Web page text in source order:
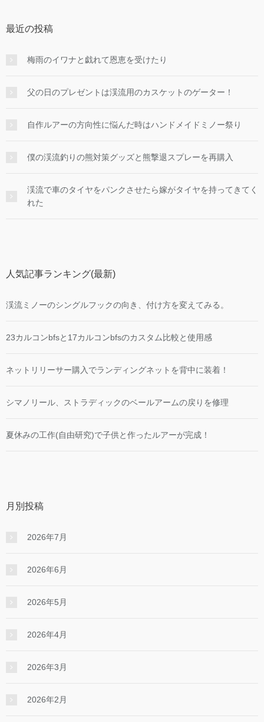
最近の投稿
梅雨のイワナと戯れて恩恵を受けたり
父の日のプレゼントは渓流用のカスケットのゲーター！
自作ルアーの方向性に悩んだ時はハンドメイドミノー祭り
僕の渓流釣りの熊対策グッズと熊撃退スプレーを再購入
渓流で車のタイヤをパンクさせたら嫁がタイヤを持ってきてく
れた
人気記事ランキング(最新)
渓流ミノーのシングルフックの向き、付け方を変えてみる。
23カルコンbfsと17カルコンbfsのカスタム比較と使用感
ネットリリーサー購入でランディングネットを背中に装着！
シマノリール、ストラディックのベールアームの戻りを修理
夏休みの工作(自由研究)で子供と作ったルアーが完成！
月別投稿
2026年7月
2026年6月
2026年5月
2026年4月
2026年3月
2026年2月